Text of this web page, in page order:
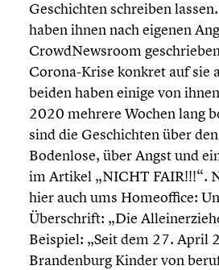
Geschich­ten schreiben
haben ihnen nach eigenen
Crowd­News­room
Corona-Krise konkret auf sie
beiden haben einige von
2020 mehrere Wochen lang
sind die Geschich­ten über
Bodenlose, über Angst und
im Artikel „NICHT FAIR!!!“.
hier auch ums Homeof­fice:
Überschrift: „Die
Beispiel: „Seit dem 27. April
Branden­burg Kinder von